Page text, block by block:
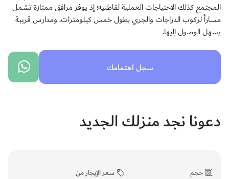
المجتمع كذلك الاحتياجات العملية لقاطنيه؛ إذ يوفر مرافق ممتازة تشمل
مساراً لركوب الدراجات والجري بطول خمس كيلومترات، ومدارس قريبة
يسهل الوصول إليها.
سجل اهتمامك
دعونا نجد منزلك الجديد
حجم سعر الإيجار من